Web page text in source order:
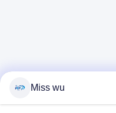
Miss wu